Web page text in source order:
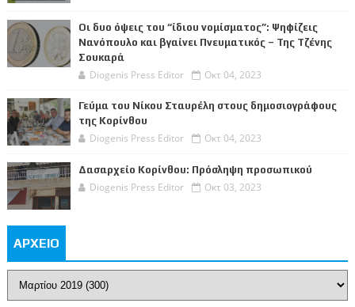
Οι δυο όψεις του “ίδιου νομίσματος”: Ψηφίζεις
Νανόπουλο και βγαίνει Πνευματικός – Της Τζένης
Σουκαρά
Diogenis Press Editor Οκτ 04, 2023
Γεύμα του Νίκου Σταυρέλη στους δημοσιογράφους
της Κορίνθου
Diogenis Press Editor Οκτ 04, 2023
Δασαρχείο Κορίνθου: Πρόσληψη προσωπικού
Diogenis Press Editor Οκτ 03, 2023
ΑΡΧΕΙΟ